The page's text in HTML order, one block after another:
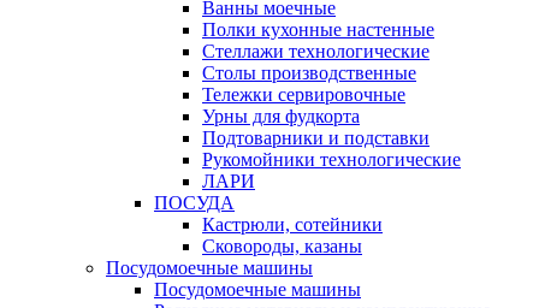
Ванны моечные
Полки кухонные настенные
Стеллажи технологические
Столы производственные
Тележки сервировочные
Урны для фудкорта
Подтоварники и подставки
Рукомойники технологические
ЛАРИ
ПОСУДА
Кастрюли, сотейники
Сковороды, казаны
Посудомоечные машины
Посудомоечные машины